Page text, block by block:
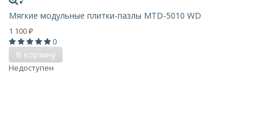
Мягкие модульные плитки-пазлы MTD-5010 WD
1 100 ₽
0
В корзину
Недоступен